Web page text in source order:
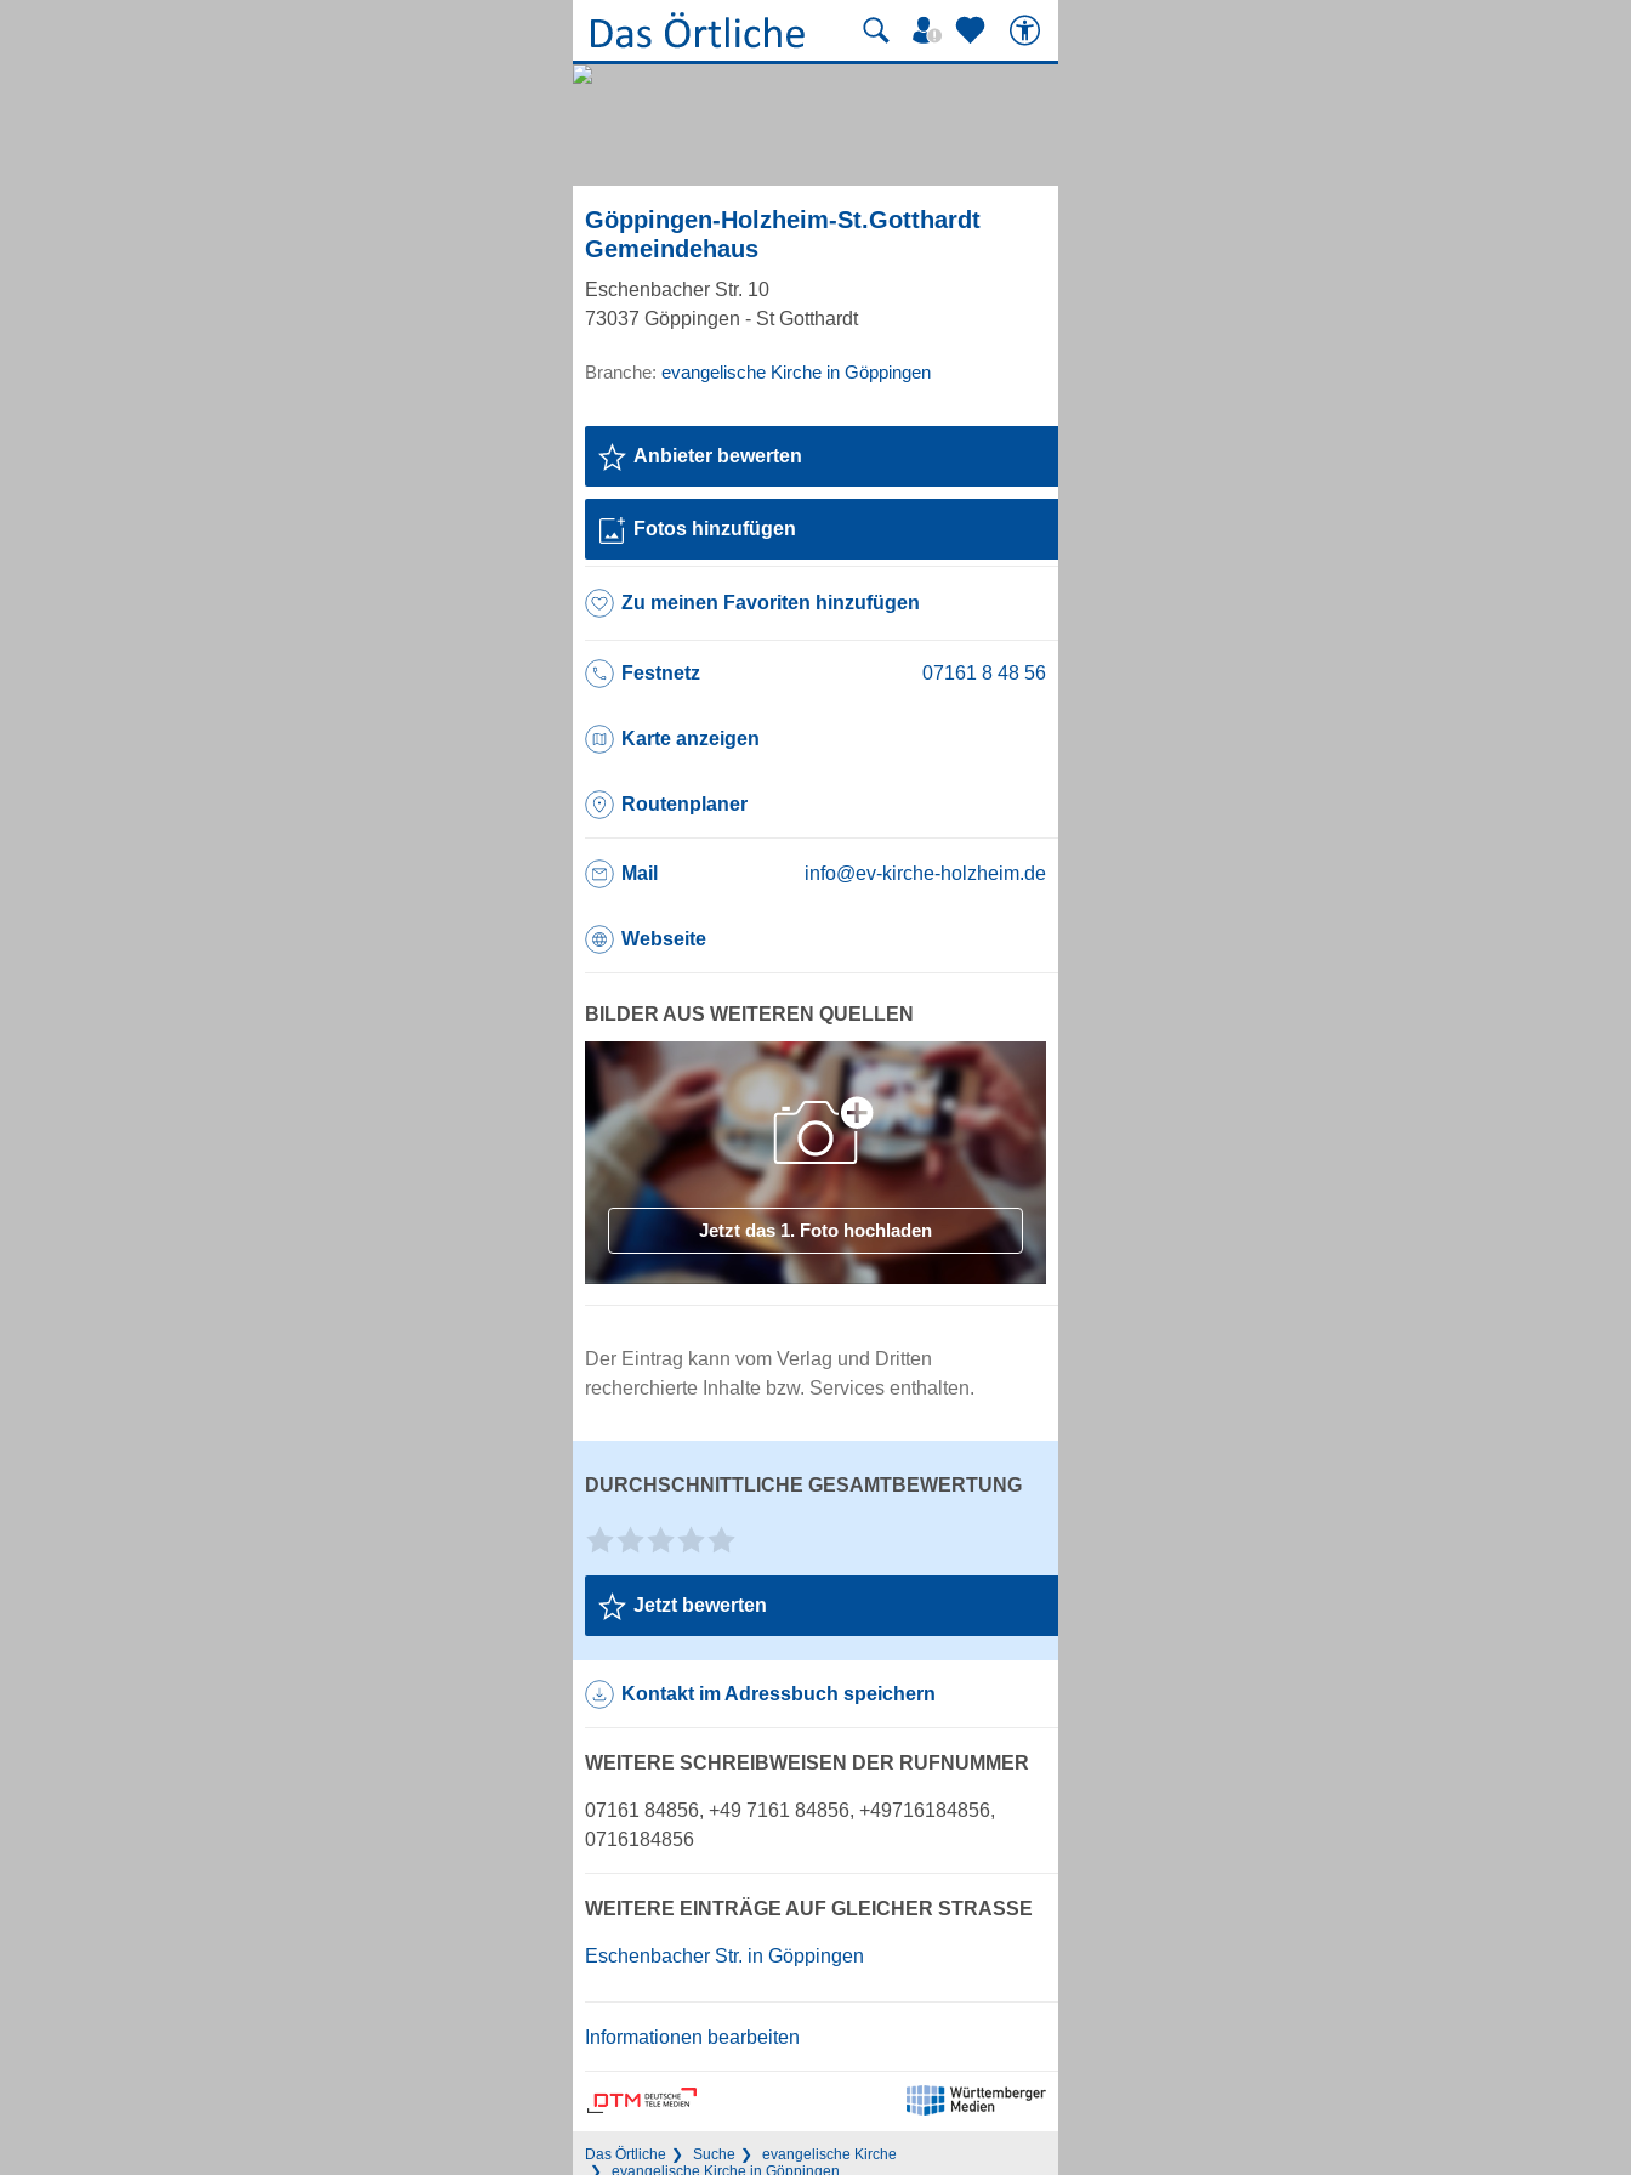
Göppingen-Holzheim-St.Gotthardt
Gemeindehaus
Eschenbacher Str. 10
73037 Göppingen - St Gotthardt
Branche: evangelische Kirche in Göppingen
Anbieter bewerten
Fotos hinzufügen
Zu meinen Favoriten hinzufügen
Festnetz
Karte anzeigen
Routenplaner
Mail info@ev-kirche-holzheim.de
Webseite
BILDER AUS WEITEREN QUELLEN
Jetzt das 1. Foto hochladen
Der Eintrag kann vom Verlag und Dritten
recherchierte Inhalte bzw. Services enthalten.
DURCHSCHNITTLICHE GESAMTBEWERTUNG
Jetzt bewerten
Kontakt im Adressbuch speichern
WEITERE SCHREIBWEISEN DER RUFNUMMER
07161 84856, +49 7161 84856, +49716184856,
0716184856
WEITERE EINTRÄGE AUF GLEICHER STRASSE
Eschenbacher Str. in Göppingen
Informationen bearbeiten
Das Örtliche Suche
evangelische Kirche
evangelische Kirche in Göppingen